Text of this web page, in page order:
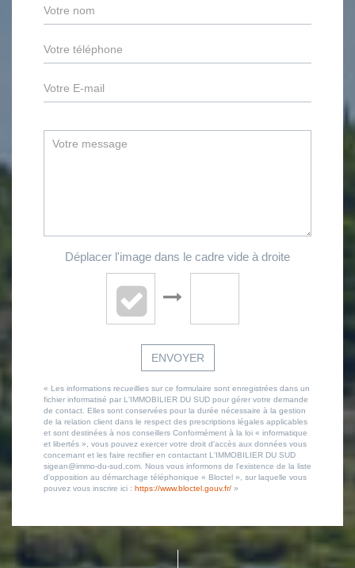
Déplacer l'image dans le cadre vide à droite
ENVOYER
« Les informations recueillies sur ce formulaire sont enregistrées dans un
fichier informatisé par L'IMMOBILIER DU SUD pour gérer votre demande
de contact. Elles sont conservées pour la durée nécessaire à la gestion
de la relation client dans le respect des prescriptions légales applicables
et sont destinées à nos conseillers Conformément à la loi « informatique
et libertés », vous pouvez exercer votre droit d'accès aux données vous
concernant et les faire rectifier en contactant L'IMMOBILIER DU SUD
sigean@immo-du-sud.com. Nous vous informons de l'existence de la liste
d'opposition au démarchage téléphonique « Bloctel », sur laquelle vous
pouvez vous inscrire ici : https://www.bloctel.gouv.fr/ »